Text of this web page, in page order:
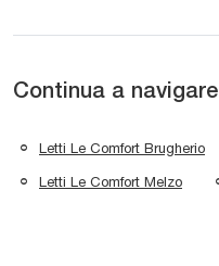
Continua a navigare
Letti Le Comfort Brugherio
Letti Le Comfort Melzo